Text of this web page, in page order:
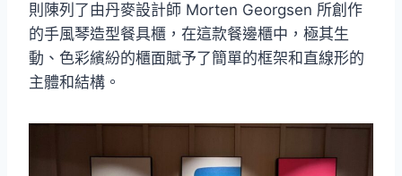
則陳列了由丹麥設計師 Morten Georgsen 所創作
的手風琴造型餐具櫃，在這款餐邊櫃中，極其生
動、色彩繽紛的櫃面賦予了簡單的框架和直線形的
主體和結構。